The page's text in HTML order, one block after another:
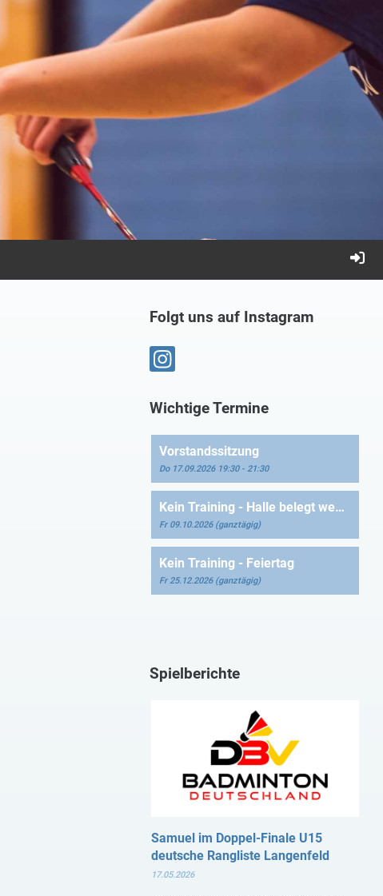
Folgt uns auf Instagram
Wichtige Termine
Vorstandssitzung
Do 17.09.2026 19:30 - 21:30
Kein Training - Halle belegt wegen Blutspende
Fr 09.10.2026 (ganztägig)
Kein Training - Feiertag
Fr 25.12.2026 (ganztägig)
Spielberichte
Samuel im Doppel-Finale U15
deutsche Rangliste Langenfeld
17.05.2026